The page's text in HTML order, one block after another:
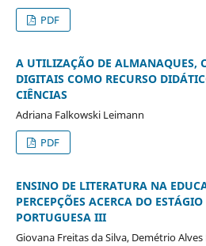
PDF
A UTILIZAÇÃODE ALMANAQUES,
DIGITAIS COMO RECURSO
CIÊNCIAS
Adriana Falkowski Leimann
PDF
ENSINO DE LITERATURA NA
PERCEPÇÕES ACERCA DO
PORTUGUESA III
Giovana Freitas da Silva, Demétrio Alves